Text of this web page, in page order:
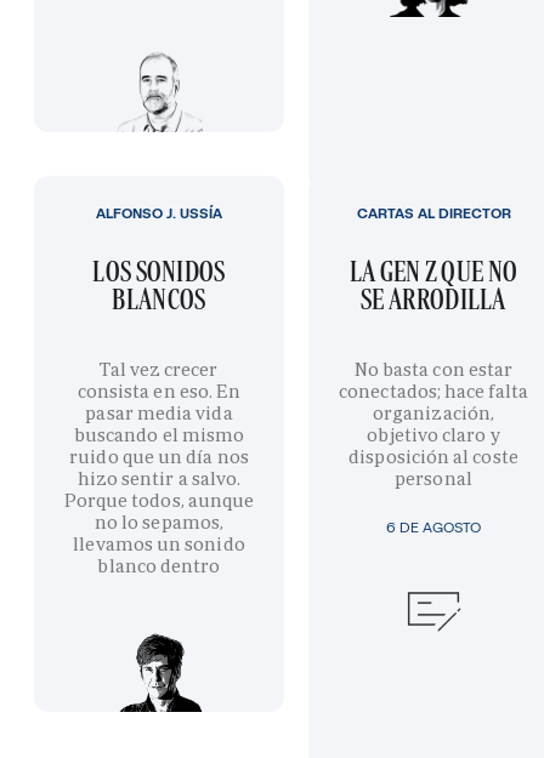
LOS SONIDOS
BLANCOS
Tal vez crecer
consista en eso. En
pasar media vida
buscando el mismo
ruido que un día nos
hizo sentir a salvo.
Porque todos, aunque
no lo sepamos,
llevamos un sonido
blanco dentro
ALFONSO J. USSÍA
6 DE AGOSTO
LA GEN Z QUE NO
SE ARRODILLA
No basta con estar
conectados; hace falta
organización,
objetivo claro y
disposición al coste
personal
CARTAS AL DIRECTOR